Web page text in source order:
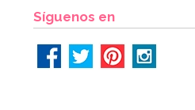
Síguenos en